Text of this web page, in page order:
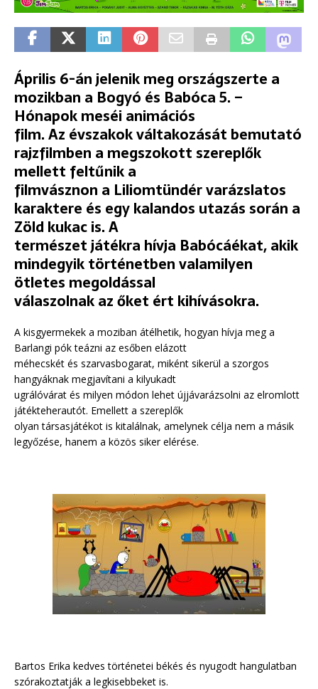
Április 6-án jelenik meg országszerte a
mozikban a Bogyó és Babóca 5. –
Hónapok meséi animációs
film. Az évszakok váltakozását bemutató
rajzfilmben a megszokott szereplők
mellett feltűnik a
filmvásznon a Liliomtündér varázslatos
karaktere és egy kalandos utazás során a
Zöld kukac is. A
természet játékra hívja Babócáékat, akik
mindegyik történetben valamilyen
ötletes megoldással
válaszolnak az őket ért kihívásokra.
A kisgyermekek a moziban átélhetik, hogyan hívja meg a
Barlangi pók teázni az esőben elázott
méhecskét és szarvasbogarat, miként sikerül a szorgos
hangyáknak megjavítani a kilyukadt
ugrálóvárat és milyen módon lehet újjávarázsolni az elromlott
játékteherautót. Emellett a szereplők
olyan társasjátékot is kitalálnak, amelynek célja nem a másik
legyőzése, hanem a közös siker elérése.
Bartos Erika kedves történetei békés és nyugodt hangulatban
szórakoztatják a legkisebbeket is.